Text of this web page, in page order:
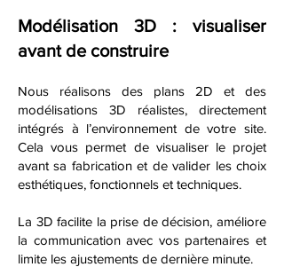
Modélisation 3D : visualiser
avant de construire
Nous réalisons des plans 2D et des
modélisations 3D réalistes, directement
intégrés à l’environnement de votre site.
Cela vous permet de visualiser le projet
avant sa fabrication et de valider les choix
esthétiques, fonctionnels et techniques.
La 3D facilite la prise de décision, améliore
la communication avec vos partenaires et
limite les ajustements de dernière minute.